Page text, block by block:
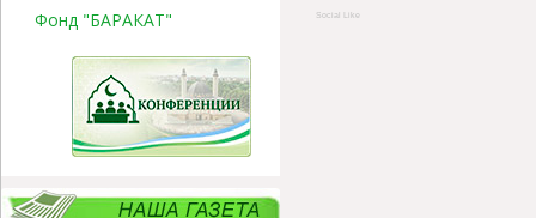
Фонд "БАРАКАТ" Social Like